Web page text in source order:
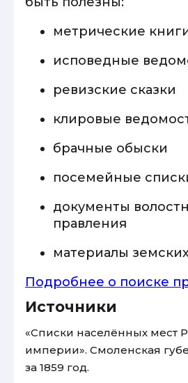
метрические
исповедные
ревизские сказки
клировые
брачные обыски
посемейные
документы
правления
материалы
Подробнее о поиске
Источники
«Списки населённых мест
империи». Смоленская
за 1859 год.